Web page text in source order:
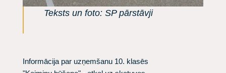
Teksts un foto: SP pārstāvji
Informācija par uzņemšanu 10. klasēs